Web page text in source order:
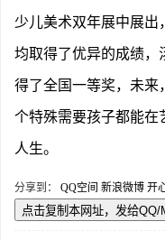
少儿美术双年展中展出
均取得了优异的成绩，
得了全国一等奖，未来
个特殊需要孩子都能在
人生。
分享到： QQ空间 新浪微博 开